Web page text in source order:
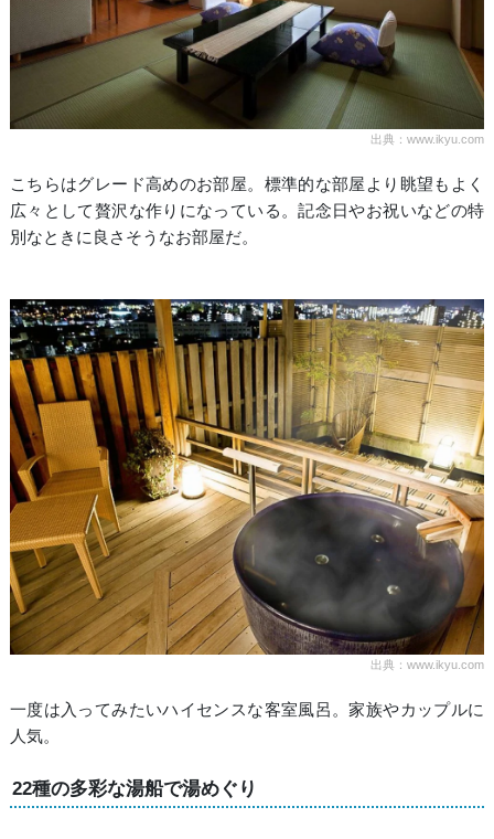
出典：www.ikyu.com
こちらはグレード高めのお部屋。標準的な部屋より眺望もよく
広々として贅沢な作りになっている。記念日やお祝いなどの特
別なときに良さそうなお部屋だ。
出典：www.ikyu.com
一度は入ってみたいハイセンスな客室風呂。家族やカップルに
人気。
22種の多彩な湯船で湯めぐり